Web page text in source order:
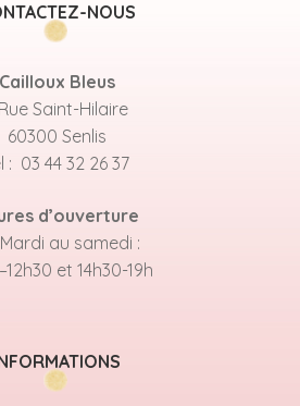
NOUS
Cailloux Bleus
Saint-Hilaire
60300 Senlis
: 03 44 32 26 37
d’ouverture
au samedi :
et 14h30-19h